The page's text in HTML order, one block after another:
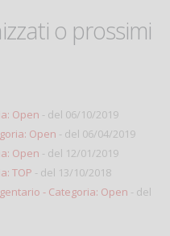
o prossimi
Open - del 06/10/2019
Open - del 06/04/2019
Open - del 12/01/2019
TOP - del 13/10/2018
- Categoria: Open - del